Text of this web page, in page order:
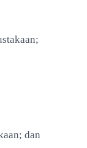
dan